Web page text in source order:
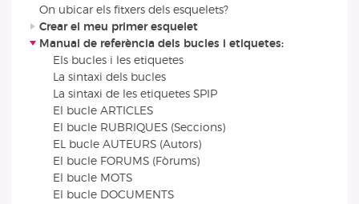
On ubicar els fitxers dels esquelets?
Crear el meu primer esquelet
Manual de referència dels bucles i etiquetes:
Els bucles i les etiquetes
La sintaxi dels bucles
La sintaxi de les etiquetes SPIP
El bucle ARTICLES
El bucle RUBRIQUES (Seccions)
EL bucle AUTEURS (Autors)
El bucle FORUMS (Fòrums)
El bucle MOTS
El bucle DOCUMENTS